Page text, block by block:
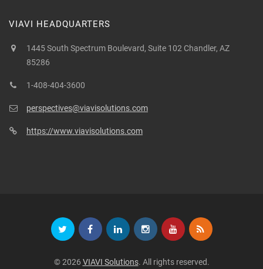
VIAVI HEADQUARTERS
1445 South Spectrum Boulevard, Suite 102 Chandler, AZ
85286
1-408-404-3600
perspectives@viavisolutions.com
https://www.viavisolutions.com
© 2026 VIAVI Solutions. All rights reserved.